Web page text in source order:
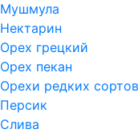
Мушмула
Нектарин
Орех грецкий
Орех пекан
Орехи редких сортов
Персик
Слива